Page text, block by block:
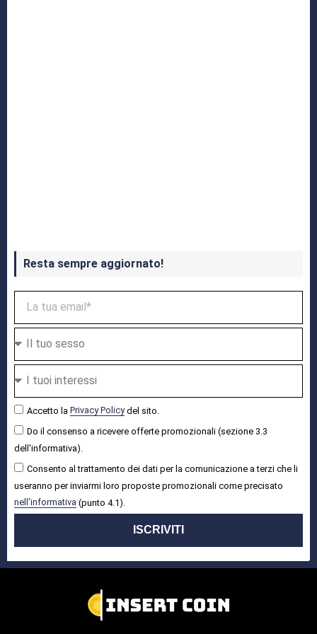
Resta sempre aggiornato!
Accetto la Privacy Policydel sito.
Do il consenso a ricevere offerte promozionali (sezione 3.3
dell'informativa).
Consento al trattamento dei dati per la comunicazione a terzi che li
useranno per inviarmi loro proposte promozionali come precisato
nell'informativa (punto 4.1).
ISCRIVITI